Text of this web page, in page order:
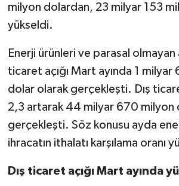
milyon dolardan, 23 milyar 153
yükseldi.
Enerji ürünleri ve parasal olmayan
ticaret açığı Mart ayında 1 milyar
dolar olarak gerçekleşti. Dış
2,3 artarak 44 milyar 670 milyon
gerçekleşti. Söz konusu ayda
ihracatın ithalatı karşılama oranı
Dış ticaret açığı Mart ayında